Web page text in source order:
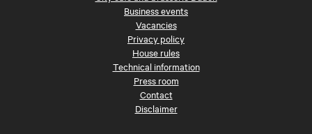
Business events
Vacancies
Privacy policy
House rules
Technical information
Press room
Contact
Disclaimer